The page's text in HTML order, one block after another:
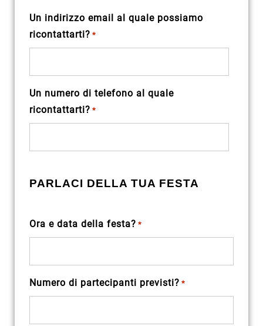
Un indirizzo email al quale possiamo
ricontattarti? *
Un numero di telefono al quale
ricontattarti? *
PARLACI DELLA TUA FESTA
Ora e data della festa? *
Numero di partecipanti previsti? *